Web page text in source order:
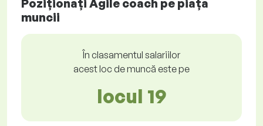
Poziționați Agile coach pe piața
muncii
În clasamentul salariilor
acest loc de muncă este pe
locul 19